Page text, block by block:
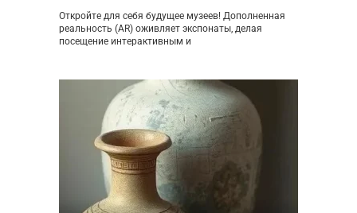
Откройте для себя будущее музеев! Дополненная
реальность (AR) оживляет экспонаты, делая
посещение интерактивным и